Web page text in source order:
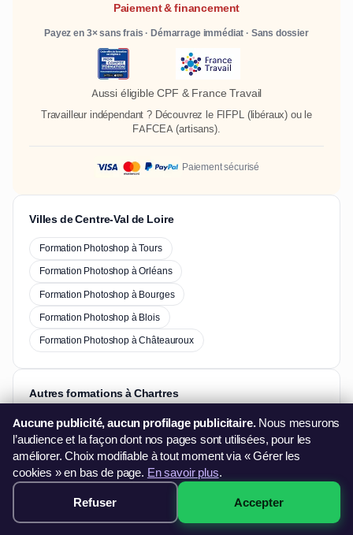
Paiement & financement
Payez en 3× sans frais · Démarrage immédiat · Sans dossier
Aussi éligible CPF & France Travail
Travailleur indépendant ? Découvrez le FIFPL(libéraux) ou le
FAFCEA (artisans).
Paiement sécurisé
Villes de Centre-Val de Loire
Formation Photoshop à Tours
Formation Photoshop à Orléans
Formation Photoshop à Bourges
Formation Photoshop à Blois
Formation Photoshop à Châteauroux
Autres formations à Chartres
Formation Excel à Chartres
Formation Word à Chartres
Formation Pack Office à Chartres
349€ · Voir les sessions →
Aucune publicité, aucun profilage publicitaire.Nous mesurons
l’audience et la façon dont nos pages sont utilisées, pour les
améliorer. Choix modifiable à tout moment via « Gérer les
cookies » en bas de page. En savoir plus.
Refuser Accepter